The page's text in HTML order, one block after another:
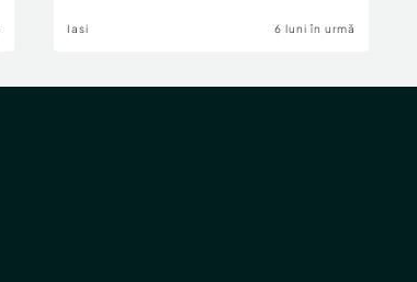
Iasi 6 luni în urmă